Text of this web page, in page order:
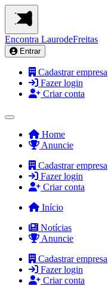
Encontra LaurodeFreitas
Entrar
Cadastrar empresa
Fazer login
Criar conta
Home
Anuncie
Cadastrar empresa
Fazer login
Criar conta
Início
Notícias
Anuncie
Cadastrar empresa
Fazer login
Criar conta